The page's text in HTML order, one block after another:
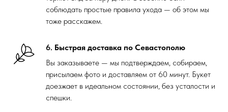
соблюдать простые правила ухода — об этом мы
тоже расскажем.
6. Быстрая доставка по Севастополю
Вы заказываете — мы подтверждаем, собираем,
присылаем фото и доставляем от 60 минут. Букет
доезжает в идеальном состоянии, без усталости и
спешки.